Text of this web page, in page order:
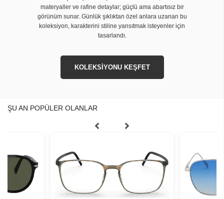
materyaller ve rafine detaylar; güçlü ama abartısız bir
görünüm sunar. Günlük şıklıktan özel anlara uzanan bu
koleksiyon, karakterini stiline yansıtmak isteyenler için
tasarlandı.
KOLEKSİYONU KEŞFET
ŞU AN POPÜLER OLANLAR